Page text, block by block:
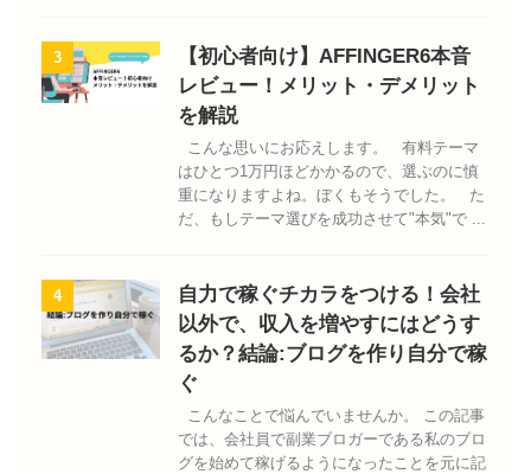
3
【初心者向け】AFFINGER6本音
レビュー！メリット・デメリット
を解説
こんな思いにお応えします。 有料テーマ
はひとつ1万円ほどかかるので、選ぶのに慎
重になりますよね。ぼくもそうでした。 た
だ、もしテーマ選びを成功させて"本気"で ...
4
自力で稼ぐチカラをつける！会社
以外で、収入を増やすにはどうす
るか？結論:ブログを作り自分で稼
ぐ
こんなことで悩んでいませんか。 この記事
では、会社員で副業ブロガーである私のブロ
グを始めて稼げるようになったことを元に記